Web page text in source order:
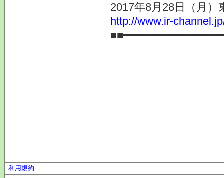
2017年8月28日（月
http://www.ir-
利用規約